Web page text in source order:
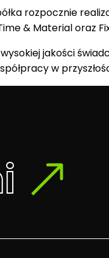
rozpocznie
& Material oraz
jakości
w